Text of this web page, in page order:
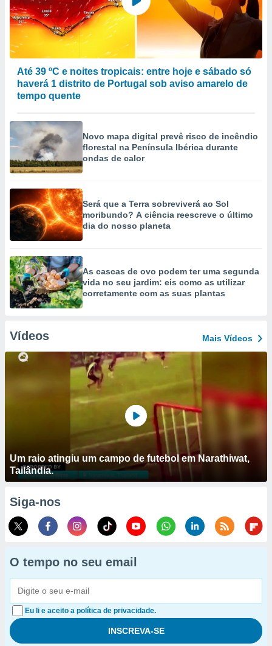
Até 39 ºC e noites tropicais: entre hoje e sábado só
haverá 1 distrito de Portugal sob aviso amarelo de
tempo quente
Novo mapa digital prevê risco de incêndio
florestal na Península Ibérica durante
ondas de calor
Será que a Terra sobreviverá ao Sol
moribundo? A ciência reescreve o último
dia do nosso planeta
As cascas de ovo podem ter uma segunda
vida no seu jardim: eis como as utilizar
corretamente com as suas plantas
Vídeos Mais Vídeos
Um raio atingiu um campo de futebol em Narathiwat,
Tailândia.
Siga-nos
O tempo no seu email
Eu li e aceito a política de privacidade.